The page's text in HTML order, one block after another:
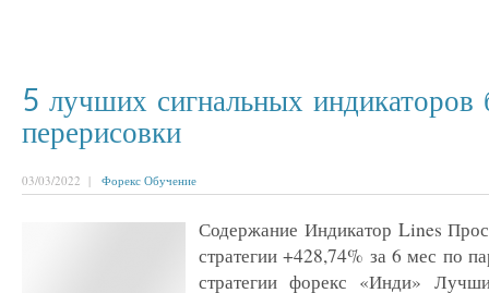
5 лучших сигнальных индикаторов
перерисовки
03/03/2022 | Форекс Обучение
Содержание Индикатор Lines
стратегии +428,74% за 6 мес по
стратегии форекс «Инди»